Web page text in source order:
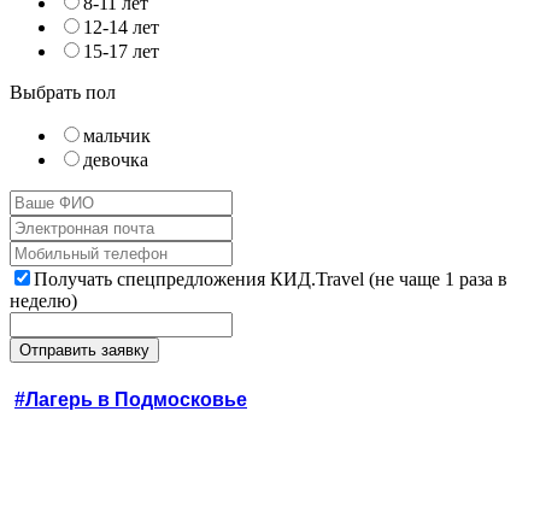
12-14 лет
15-17 лет
Выбрать пол
мальчик
девочка
Получать спецпредложения КИД.Travel (не чаще 1 раза в
неделю)
#Лагерь в Подмосковье